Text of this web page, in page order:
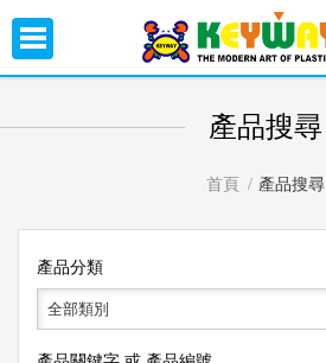
產品搜尋
首頁 產品搜尋
產品分類